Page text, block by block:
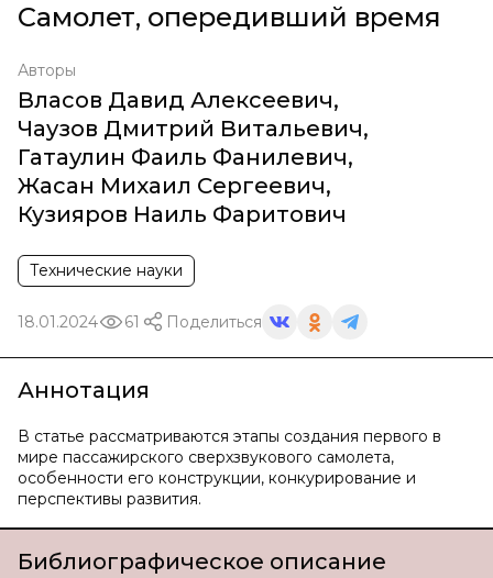
Самолет, опередивший время
Авторы
Власов Давид Алексеевич,
Чаузов Дмитрий Витальевич,
Гатаулин Фаиль Фанилевич,
Жасан Михаил Сергеевич,
Кузияров Наиль Фаритович
Технические науки
18.01.2024 61 Поделиться
Аннотация
В статье рассматриваются этапы создания первого в
мире пассажирского сверхзвукового самолета,
особенности его конструкции, конкурирование и
перспективы развития.
Библиографическое описание